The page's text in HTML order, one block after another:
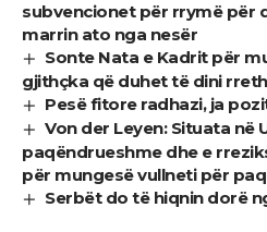
subvencionet për rrymë për
marrin ato nga nesër
Sonte Nata e Kadrit për
gjithçka që duhet të dini
Pesë fitore radhazi, ja
Von der Leyen: Situata në
paqëndrueshme dhe e
për mungesë vullneti për
Serbët do të hiqnin dorë